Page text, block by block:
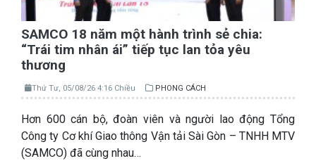
SAMCO 18 năm một hành trình sẻ chia:
“Trái tim nhân ái” tiếp tục lan tỏa yêu
thương
Thứ Tư, 05/08/26 4:16 Chiều PHONG CÁCH
Hơn 600 cán bộ, đoàn viên và người lao động Tổng
Công ty Cơ khí Giao thông Vận tải Sài Gòn – TNHH MTV
(SAMCO) đã cùng nhau…